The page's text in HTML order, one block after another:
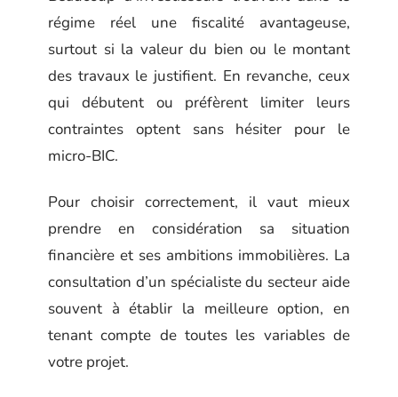
régime réel une fiscalité avantageuse,
surtout si la valeur du bien ou le montant
des travaux le justifient. En revanche, ceux
qui débutent ou préfèrent limiter leurs
contraintes optent sans hésiter pour le
micro-BIC.
Pour choisir correctement, il vaut mieux
prendre en considération sa situation
financière et ses ambitions immobilières. La
consultation d’un spécialiste du secteur aide
souvent à établir la meilleure option, en
tenant compte de toutes les variables de
votre projet.